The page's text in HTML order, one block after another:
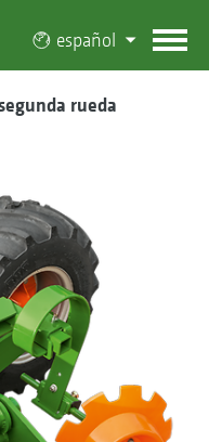
español
rueda